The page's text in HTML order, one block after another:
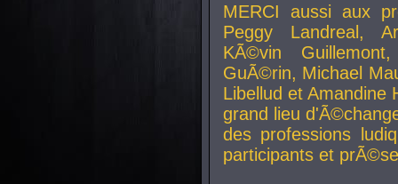
MERCI aussi aux
Peggy Landreal,
KÃ©vin
GuÃ©rin, Michael
Libellud et Amandine
grand lieu
des professions
participants et